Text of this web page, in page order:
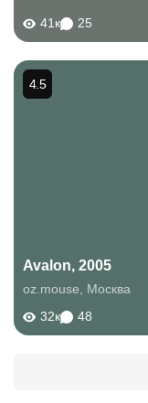
41к
25
Avalon, 2005
oz.mouse
Москва
32к
48
4.5